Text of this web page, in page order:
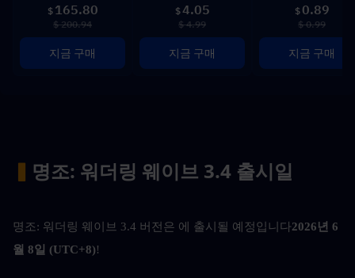
$ 165.80
$ 200.94
지금 구매
$4.05
$ 4.99
지금 구매
$ 0.89
$ 0.99
지금 구매
▍ 명조: 워더링 웨이브 3.4 출시일
명조: 워더링 웨이브 3.4 버전은 에 출시될 예정입니다2026년 6
월 8일 (UTC+8)!